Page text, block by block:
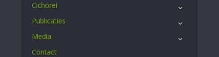
Cichorei
Publicaties
Media
Contact